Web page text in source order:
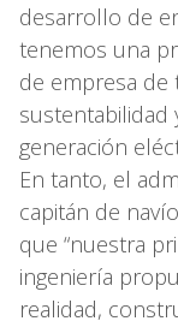
desarrollo de
tenemos una
de empresa
sustentabilidad
generación
En tanto, el
capitán de
que “nuestra
ingeniería
realidad,